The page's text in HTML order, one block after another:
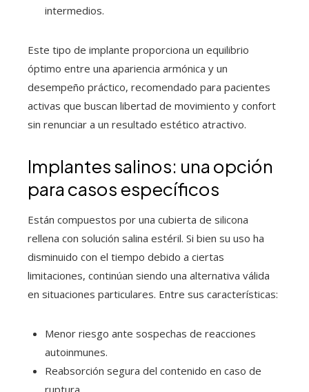
intermedios.
Este tipo de implante proporciona un equilibrio
óptimo entre una apariencia armónica y un
desempeño práctico, recomendado para pacientes
activas que buscan libertad de movimiento y confort
sin renunciar a un resultado estético atractivo.
Implantes salinos: una opción
para casos específicos
Están compuestos por una cubierta de silicona
rellena con solución salina estéril. Si bien su uso ha
disminuido con el tiempo debido a ciertas
limitaciones, continúan siendo una alternativa válida
en situaciones particulares. Entre sus características:
Menor riesgo ante sospechas de reacciones
autoinmunes.
Reabsorción segura del contenido en caso de